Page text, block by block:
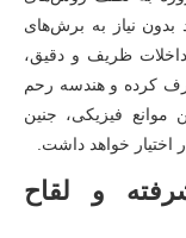
بدون نیاز به برش‌های
ظریف و دقیق،
کرده و هندسه رحم
موانع فیزیکی، جنین
خواهد داشت.
و لقاح